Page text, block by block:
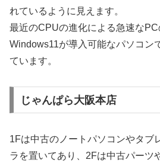
れているように見えます。
最近のCPUの進化による急速なPC
Windows11が導入可能なパソコン
ています。
じゃんぱら大阪本店
1Fは中古のノートパソコンやタブ
ラを置いてあり、2Fは中古パーツ